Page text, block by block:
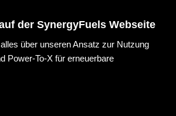
der SynergyFuels Webseite
über unseren Ansatz zur Nutzung
Power-To-X für erneuerbare